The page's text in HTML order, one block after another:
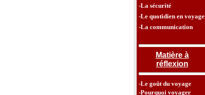
-La sécurité
-Le quotidien en voyage
-La communication
Matière à
réflexion
-Le goût du voyage
-Pourquoi voyager